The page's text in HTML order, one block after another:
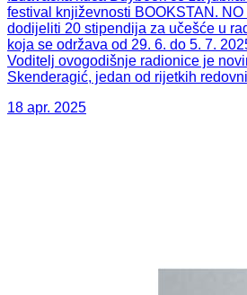
festival književnosti BOOKSTAN. NO
dodijeliti 20 stipendija za učešće u
koja se održava od 29. 6. do 5. 7.
Voditelj ovogodišnje radionice je
Skenderagić, jedan od rijetkih
18 apr. 2025